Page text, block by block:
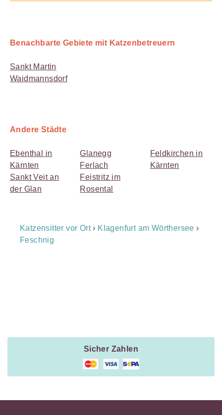
Benachbarte Gebiete mit Katzenbetreuern
Sankt Martin
Waidmannsdorf
Andere Städte
Ebenthal in
Kärnten
Sankt Veit an
der Glan
Glanegg
Ferlach
Feistritz im
Rosental
Feldkirchen in
Kärnten
Breadcrumb
Navigation
Katzensitter vor Ort› Klagenfurt am Wörthersee ›
Feschnig
Sicher Zahlen